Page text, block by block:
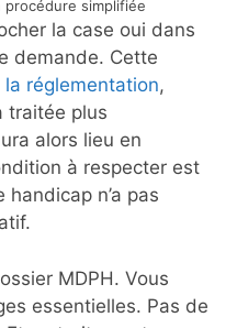
procédure simplifiée
la case oui dans
demande. Cette
la réglementation,
traitée plus
alors lieu en
à respecter est
n’a pas
MDPH. Vous
essentielles. Pas de